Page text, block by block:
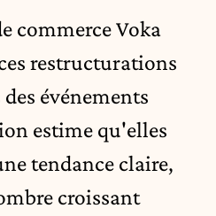
commerce Voka
restructurations
événements
estime qu'elles
tendance claire,
croissant